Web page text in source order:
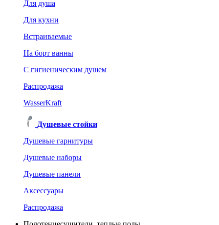
Для душа
Для кухни
Встраиваемые
На борт ванны
C гигиеническим душем
Распродажа
WasserKraft
Душевые стойки
Душевые гарнитуры
Душевые наборы
Душевые панели
Аксессуары
Распродажа